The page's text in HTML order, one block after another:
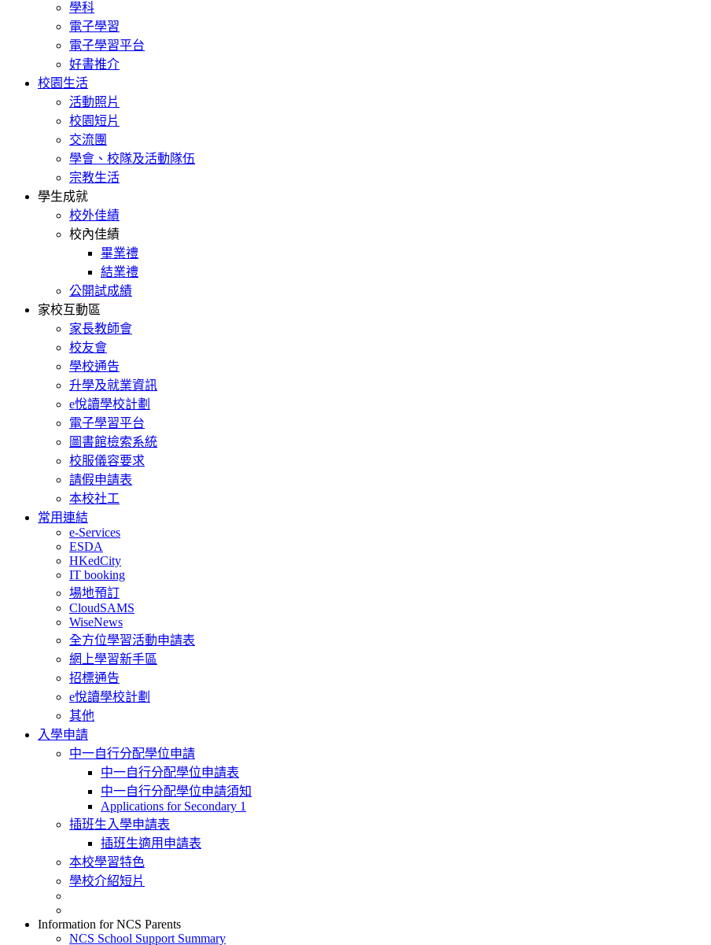
學科
電子學習
電子學習平台
好書推介
校園生活
活動照片
校園短片
交流團
學會、校隊及活動隊伍
宗教生活
學生成就
校外佳績
校內佳績
畢業禮
結業禮
公開試成績
家校互動區
家長教師會
校友會
學校通告
升學及就業資訊
e悅讀學校計劃
電子學習平台
圖書館檢索系統
校服儀容要求
請假申請表
本校社工
常用連結
e-Services
ESDA
HKedCity
IT booking
場地預訂
CloudSAMS
WiseNews
全方位學習活動申請表
網上學習新手區
招標通告
e悅讀學校計劃
其他
入學申請
中一自行分配學位申請
中一自行分配學位申請表
中一自行分配學位申請須知
Applications for Secondary 1
插班生入學申請表
插班生適用申請表
本校學習特色
學校介紹短片
Information for NCS Parents
NCS School Support Summary